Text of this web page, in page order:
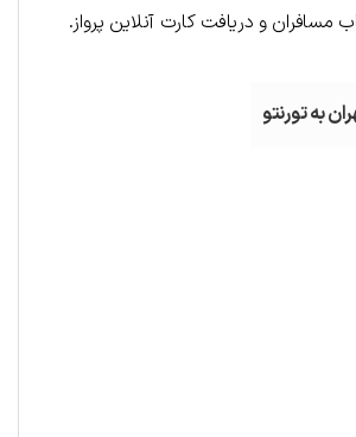
و دریافت کارت آنلاین پرواز.
به تورنتو